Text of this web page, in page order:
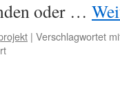
oder …
| Verschlagwortet
für